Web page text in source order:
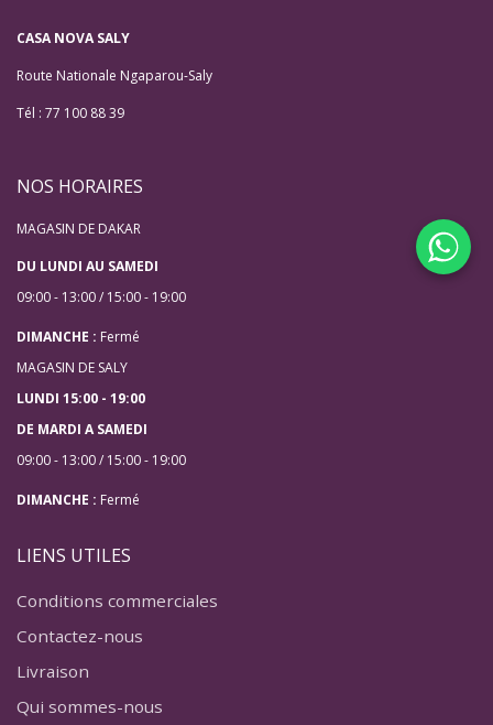
CASA NOVA SALY
Route Nationale Ngaparou-Saly
Tél : 77 100 88 39
NOS HORAIRES
MAGASIN DE DAKAR
DU LUNDI AU SAMEDI
09:00 - 13:00 / 15:00 - 19:00
DIMANCHE : Fermé
MAGASIN DE SALY
LUNDI 15:00 - 19:00
DE MARDI A SAMEDI
09:00 - 13:00 / 15:00 - 19:00
DIMANCHE : Fermé
LIENS UTILES
Conditions commerciales
Contactez-nous
Livraison
Qui sommes-nous